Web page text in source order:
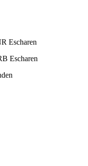
Escharen
Escharen